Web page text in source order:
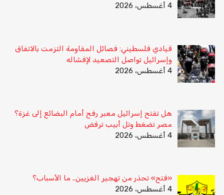
4 أغسطس، 2026
قيادي فلسطيني: فصائل المقاومة التزمت بالاتفاق
وإسرائيل تواصل التصعيد لإفشاله
4 أغسطس، 2026
هل تفتح إسرائيل معبر رفح أمام البضائع إلى غزة؟
مصر تضغط وتل أبيب ترفض
4 أغسطس، 2026
«فتح» تحذر من تهجير الغزيين.. ما الأسباب؟
4 أغسطس، 2026